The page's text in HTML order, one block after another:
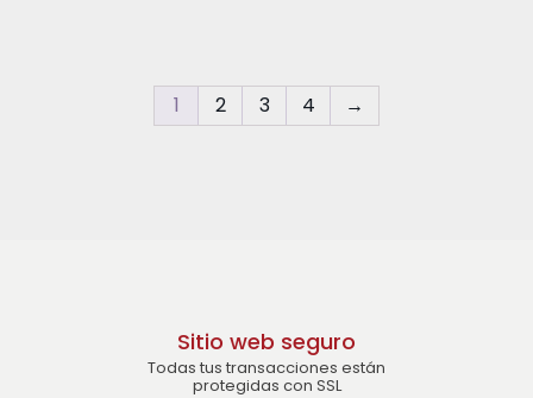
1 2 3 4 →
Sitio web seguro
Todas tus transacciones están
protegidas con SSL